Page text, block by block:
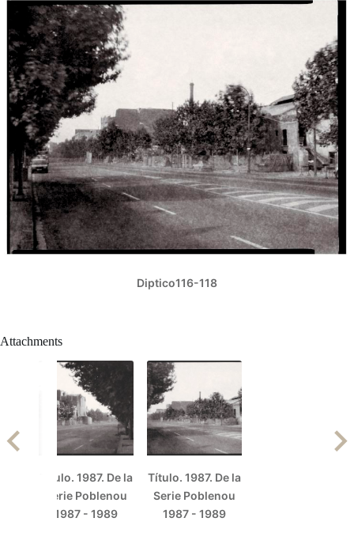
Diptico116-118
Attachments
Título. 1987. De la
Serie Poblenou
1987 - 1989
Título. 1987. De la
Serie Poblenou
1987 - 1989